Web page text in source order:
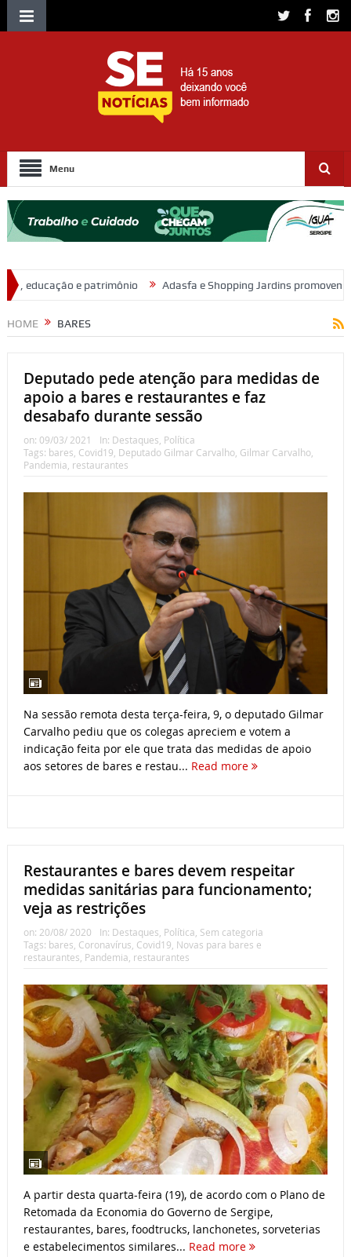
Menu
Adasfa e Shopping Jardins promovem ação de adoção animal
HOME BARES
Deputado pede atenção para medidas de
apoio a bares e restaurantes e faz
desabafo durante sessão
on: 09/03/ 2021 In: Destaques, Política
Tags: bares, Covid19, Deputado Gilmar Carvalho, Gilmar Carvalho,
Pandemia, restaurantes
Na sessão remota desta terça-feira, 9, o deputado Gilmar
Carvalho pediu que os colegas apreciem e votem a
indicação feita por ele que trata das medidas de apoio
aos setores de bares e restau... Read more
Restaurantes e bares devem respeitar
medidas sanitárias para funcionamento;
veja as restrições
on: 20/08/ 2020 In: Destaques, Política, Sem categoria
Tags: bares, Coronavírus, Covid19, Novas para bares e
restaurantes, Pandemia, restaurantes
A partir desta quarta-feira (19), de acordo com o Plano de
Retomada da Economia do Governo de Sergipe,
restaurantes, bares, foodtrucks, lanchonetes, sorveterias
e estabelecimentos similares... Read more